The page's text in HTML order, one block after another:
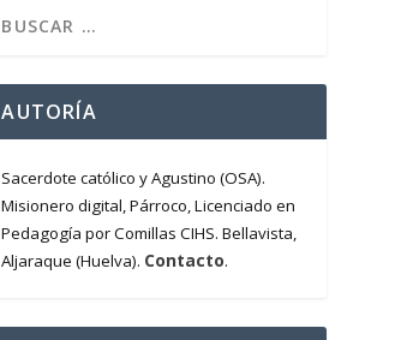
AUTORÍA
Sacerdote católico y Agustino (OSA).
Misionero digital, Párroco, Licenciado en
Pedagogía por Comillas CIHS. Bellavista,
Aljaraque (Huelva). Contacto.